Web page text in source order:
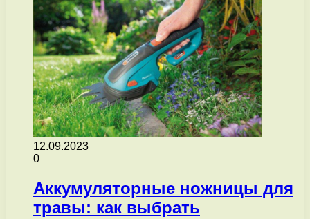
12.09.2023
0
Аккумуляторные ножницы для
травы: как выбрать